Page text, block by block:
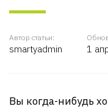
Автор статьи:
smartyadmin 1
Вы когда-нибудь